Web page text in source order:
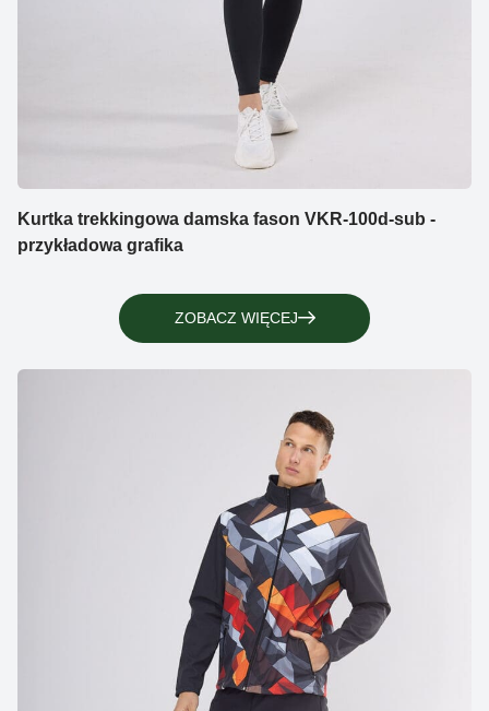
Kurtka trekkingowa damska fason VKR-100d-sub -
przykładowa grafika
ZOBACZ WIĘCEJ